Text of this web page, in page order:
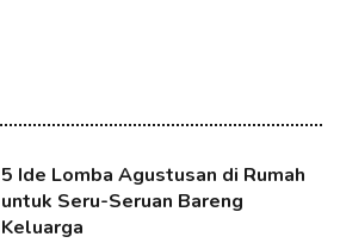
5 Ide Lomba Agustusan di Rumah
untuk Seru-Seruan Bareng
Keluarga